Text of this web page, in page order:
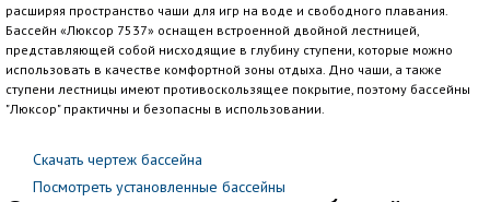
расширяя пространство чаши для игр на воде и свободного плавания.
Бассейн «Люксор 7537» оснащен встроенной двойной лестницей,
представляющей собой нисходящие в глубину ступени, которые можно
использовать в качестве комфортной зоны отдыха. Дно чаши, а также
ступени лестницы имеют противоскользящее покрытие, поэтому бассейны
"Люксор" практичны и безопасны в использовании.
Скачать чертеж бассейна
Посмотреть установленные бассейны